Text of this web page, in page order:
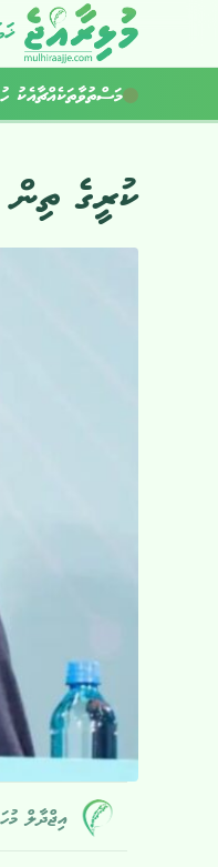
މަސްތުވާތަކެއްޗާއެކު ހުޅުމާލެ ފޭސް
ކުރީގެ
އިޖްދާލް